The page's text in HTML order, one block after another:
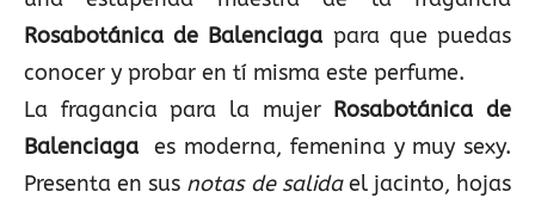
Rosabotánica de Balenciaga para que puedas
conocer y probar en tí misma este perfume.
La fragancia para la mujer Rosabotánica de
Balenciaga es moderna, femenina y muy sexy.
Presenta en sus notas de salidael jacinto, hojas